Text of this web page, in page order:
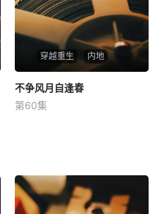
穿越重生 内地
不争风月自逢春
未知
不争风月自逢春
第60集